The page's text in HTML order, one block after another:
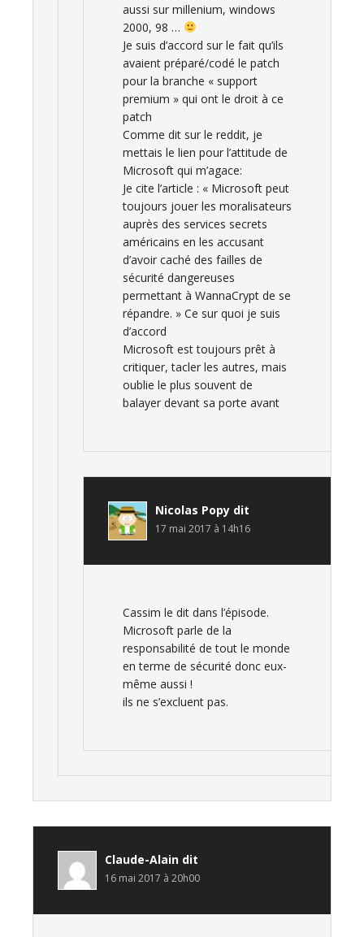
aussi sur millenium, windows
2000, 98 …
Je suis d’accord sur le fait qu’ils
avaient préparé/codé le patch
pour la branche « support
premium » qui ont le droit à ce
patch
Comme dit sur le reddit, je
mettais le lien pour l’attitude de
Microsoft qui m’agace:
Je cite l’article : « Microsoft peut
toujours jouer les moralisateurs
auprès des services secrets
américains en les accusant
d’avoir caché des failles de
sécurité dangereuses
permettant à WannaCrypt de se
répandre. » Ce sur quoi je suis
d’accord
Microsoft est toujours prêt à
critiquer, tacler les autres, mais
oublie le plus souvent de
balayer devant sa porte avant
Nicolas Popy dit
17 mai 2017 à 14h16
Cassim le dit dans l’épisode.
Microsoft parle de la
responsabilité de tout le monde
en terme de sécurité donc eux-
même aussi !
ils ne s’excluent pas.
Claude-Alain dit
16 mai 2017 à 20h00